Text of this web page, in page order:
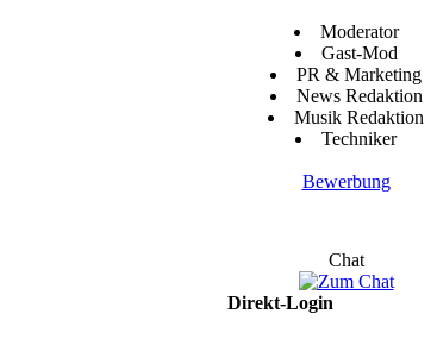
Moderator
Gast-Mod
PR & Marketing
News Redaktion
Musik Redaktion
Techniker
Bewerbung
Chat
Direkt-Login